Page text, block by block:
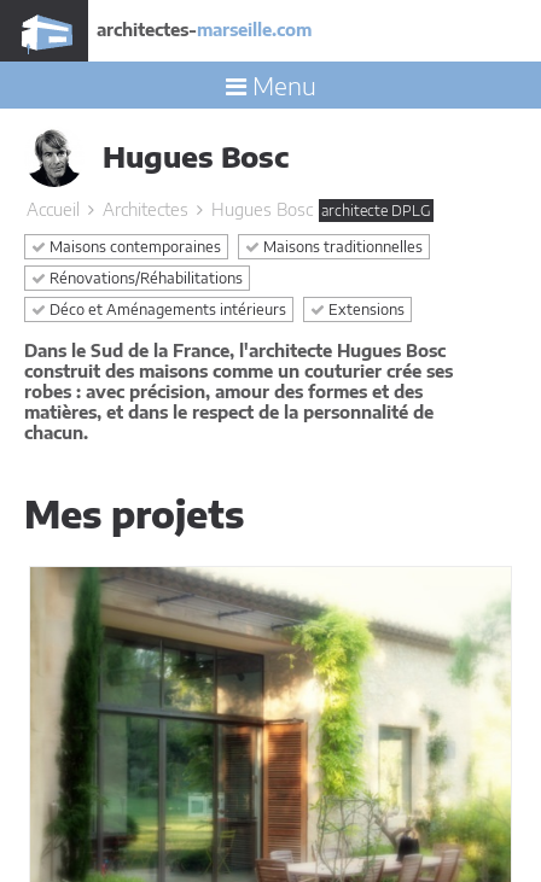
architectes-marseille.com
Menu
Hugues Bosc
Accueil Architectes Hugues Bosc architecte DPLG
Maisons contemporaines
Maisons traditionnelles
Rénovations/Réhabilitations
Déco et Aménagements intérieurs
Extensions
Dans le Sud de la France, l'architecte Hugues Bosc
construit des maisons comme un couturier crée ses
robes : avec précision, amour des formes et des
matières, et dans le respect de la personnalité de
chacun.
Mes projets